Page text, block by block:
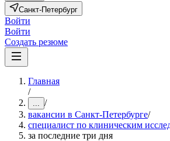
Санкт-Петербург
Войти
Войти
Создать резюме
Главная
/
... /
вакансии в Санкт-Петербурге/
специалист по клиническим
за последние три дня